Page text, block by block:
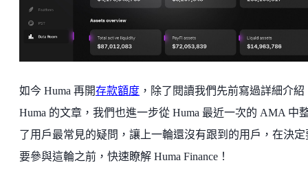
如今 Huma 再開存款額度 ，除了閱讀我們先前寫過詳細介紹
Huma 的文章，我們也進一步從 Huma 最近一次的 AMA 中
了用戶最常見的疑問，讓上一輪還沒有跟到的用戶，在決定
要參與這輪之前，快速瞭解 Huma Finance！